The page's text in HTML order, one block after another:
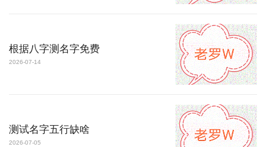
根据八字测名字免费
2026-07-14
测试名字五行缺啥
2026-07-05